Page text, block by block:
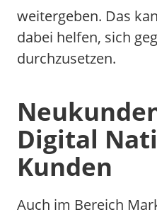
weitergeben. Das
dabei helfen, sich
durchzusetzen.
Digital
Kunden
Auch im Bereich